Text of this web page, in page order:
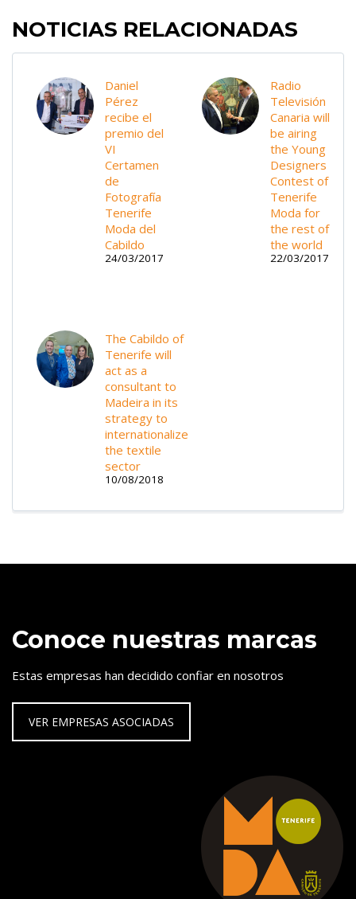
NOTICIAS RELACIONADAS
Daniel
Pérez
recibe el
premio del
VI
Certamen
de
Fotografía
Tenerife
Moda del
Cabildo
24/03/2017
Radio
Televisión
Canaria will
be airing
the Young
Designers
Contest of
Tenerife
Moda for
the rest of
the world
22/03/2017
The Cabildo of
Tenerife will
act as a
consultant to
Madeira in its
strategy to
internationalize
the textile
sector
10/08/2018
Conoce nuestras marcas
Estas empresas han decidido confiar en nosotros
VER EMPRESAS ASOCIADAS